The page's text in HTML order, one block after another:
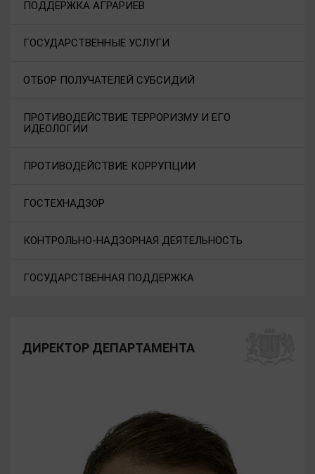
ПОДДЕРЖКА АГРАРИЕВ
ГОСУДАРСТВЕННЫЕ УСЛУГИ
ОТБОР ПОЛУЧАТЕЛЕЙ СУБСИДИЙ
ПРОТИВОДЕЙСТВИЕ ТЕРРОРИЗМУ И ЕГО
ИДЕОЛОГИИ
ПРОТИВОДЕЙСТВИЕ КОРРУПЦИИ
ГОСТЕХНАДЗОР
КОНТРОЛЬНО-НАДЗОРНАЯ ДЕЯТЕЛЬНОСТЬ
ГОСУДАРСТВЕННАЯ ПОДДЕРЖКА
ДИРЕКТОР ДЕПАРТАМЕНТА